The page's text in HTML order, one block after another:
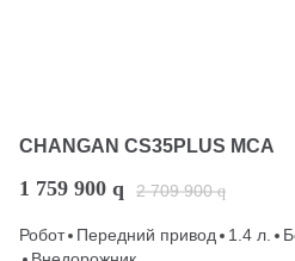
CHANGAN CS35PLUS MCA
1 759 900 q 2 709 900 q
Робот Передний привод 1.4 л.